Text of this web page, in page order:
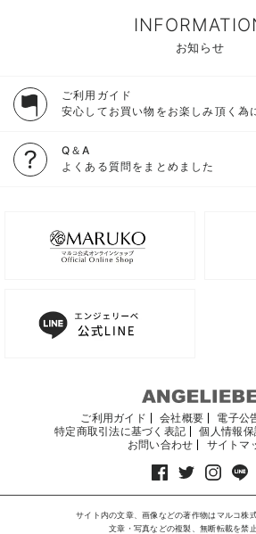
お知らせ
ご利用ガイド
安心してお買い物をお楽しみ頂く為
Q＆A
よくある質問をまとめました
ご利用ガイド 会社概要 電子公
特定商取引法に基づく表記
個人情報
お問い合わせ
サイトマ
サイト内の文章、画像などの著作物はマルコ株
文章・写真などの複製、無断転載を禁止